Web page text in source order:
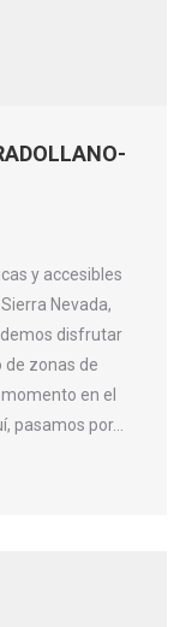
y accesibles
Nevada,
disfrutar
de zonas de
en el
pasamos por…